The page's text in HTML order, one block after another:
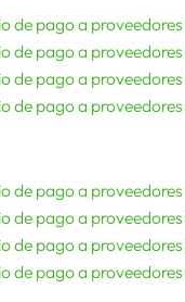
de pago a
de pago a proveedores
de pago a
de pago a
de pago a
de pago a
de pago a
de pago a